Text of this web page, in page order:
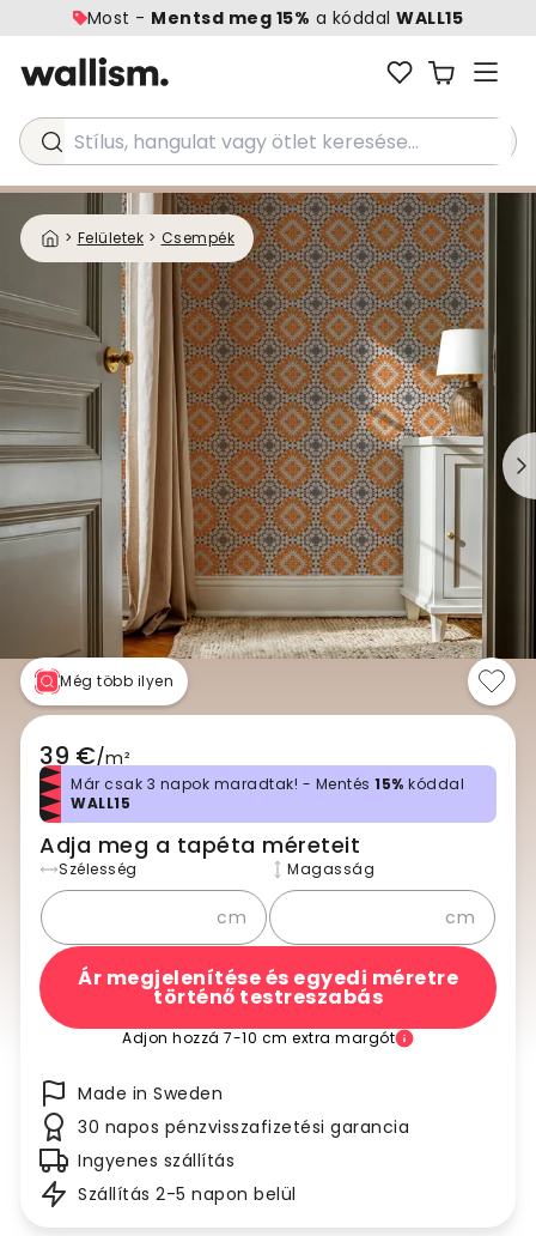
Most - Mentsd meg 15% a kóddalWALL15
Stílus, hangulat vagy ötlet keresése...
> Felületek > Csempék
Még több ilyen
39 €/m²
Már csak 3 napok maradtak! - Mentés 15% kóddal
WALL15
Adja meg a tapéta méreteit
Szélesség
cm
Magasság
cm
Ár megjelenítése és egyedi méretre
történő testreszabás
Adjon hozzá 7-10 cm extra margót
Made in Sweden
30 napos pénzvisszafizetési garancia
Ingyenes szállítás
Szállítás 2-5 napon belül